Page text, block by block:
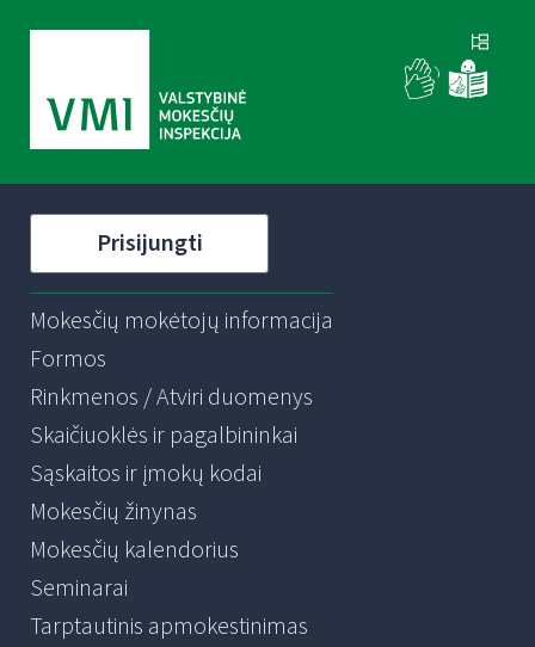
Prisijungti
Mokesčių mokėtojų informacija
Formos
Rinkmenos / Atviri duomenys
Skaičiuoklės ir pagalbininkai
Sąskaitos ir įmokų kodai
Mokesčių žinynas
Mokesčių kalendorius
Seminarai
Tarptautinis apmokestinimas